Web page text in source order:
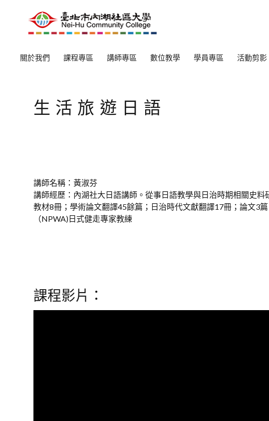
關於我們 課程專區 講師專區 數位教學 學員專區 活動剪影
生活旅遊日語
講師名稱：黃淑芬
講師經歷：內湖社大日語講師。從事日語教學與日治時期相關史料
教材8冊；學術論文翻譯45餘篇；日治時代文獻翻譯17冊；論文3
（NPWA)日式健走專家教練
課程影片：